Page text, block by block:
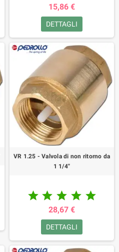
15,86 €
DETTAGLI
VR 1.25 - Valvola di non ritorno da
1 1/4"
    
28,67 €
DETTAGLI